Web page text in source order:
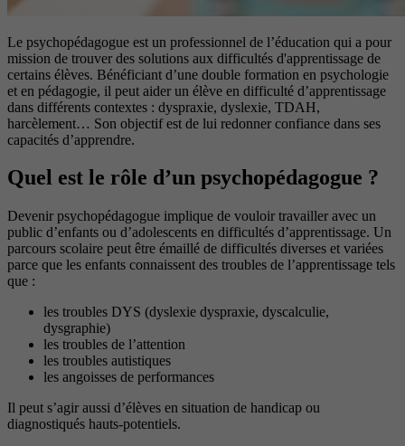
Le psychopédagogue est un professionnel de l’éducation qui a pour
mission de trouver des solutions aux difficultés d'apprentissage de
certains élèves. Bénéficiant d’une double formation en psychologie
et en pédagogie, il peut aider un élève en difficulté d’apprentissage
dans différents contextes : dyspraxie, dyslexie, TDAH,
harcèlement… Son objectif est de lui redonner confiance dans ses
capacités d’apprendre.
Quel est le rôle d’un psychopédagogue ?
Devenir psychopédagogue implique de vouloir travailler avec un
public d’enfants ou d’adolescents en difficultés d’apprentissage. Un
parcours scolaire peut être émaillé de difficultés diverses et variées
parce que les enfants connaissent des troubles de l’apprentissage tels
que :
les troubles DYS (dyslexie dyspraxie, dyscalculie,
dysgraphie)
les troubles de l’attention
les troubles autistiques
les angoisses de performances
Il peut s’agir aussi d’élèves en situation de handicap ou
diagnostiqués hauts-potentiels.